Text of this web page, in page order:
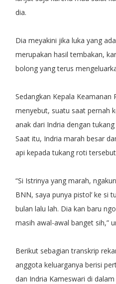
dia.
Dia meyakini jika luka yang
merupakan hasil tembakan,
bolong yang terus
Sedangkan Kepala Keamanan
menyebut, suatu saat pernah
anak dari Indria dengan
Saat itu, Indria marah besar
api kepada tukang roti
“Si Istrinya yang marah,
BNN, saya punya pistol’ ke si
bulan lalu lah. Dia kan baru
masih awal-awal banget sih,”
Berikut sebagian transkrip
anggota keluarganya berisi
dan Indria Kameswari di